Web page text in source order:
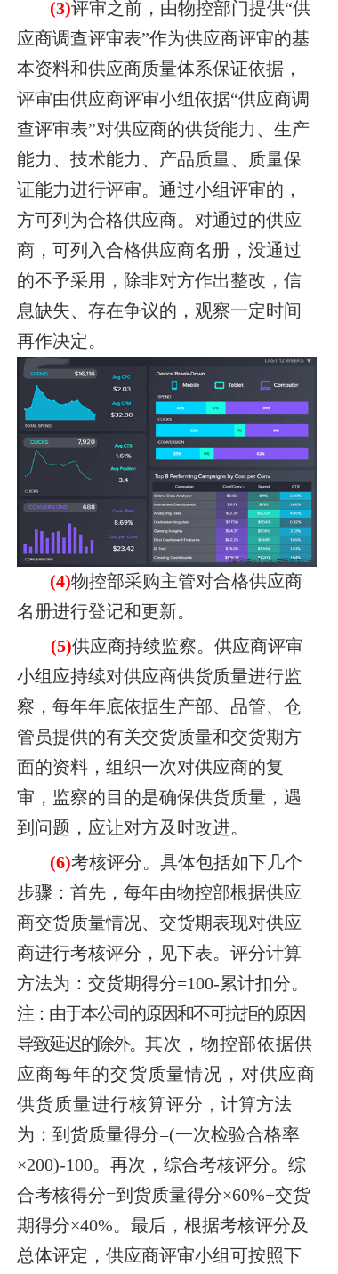
(3)评审之前，由物控部门提供“供
应商调查评审表”作为供应商评审的基
本资料和供应商质量体系保证依据，
评审由供应商评审小组依据“供应商调
查评审表”对供应商的供货能力、生产
能力、技术能力、产品质量、质量保
证能力进行评审。通过小组评审的，
方可列为合格供应商。对通过的供应
商，可列入合格供应商名册，没通过
的不予采用，除非对方作出整改，信
息缺失、存在争议的，观察一定时间
再作决定。
(4)物控部采购主管对合格供应商
名册进行登记和更新。
(5)供应商持续监察。供应商评审
小组应持续对供应商供货质量进行监
察，每年年底依据生产部、品管、仓
管员提供的有关交货质量和交货期方
面的资料，组织一次对供应商的复
审，监察的目的是确保供货质量，遇
到问题，应让对方及时改进。
(6)考核评分。具体包括如下几个
步骤：首先，每年由物控部根据供应
商交货质量情况、交货期表现对供应
商进行考核评分，见下表。评分计算
方法为：交货期得分=100-累计扣分。
注：由于本公司的原因和不可抗拒的原因
导致延迟的除外。其次，物控部依据供
应商每年的交货质量情况，对供应商
供货质量进行核算评分，计算方法
为：到货质量得分=(一次检验合格率
×200)-100。再次，综合考核评分。综
合考核得分=到货质量得分×60%+交货
期得分×40%。最后，根据考核评分及
总体评定，供应商评审小组可按照下